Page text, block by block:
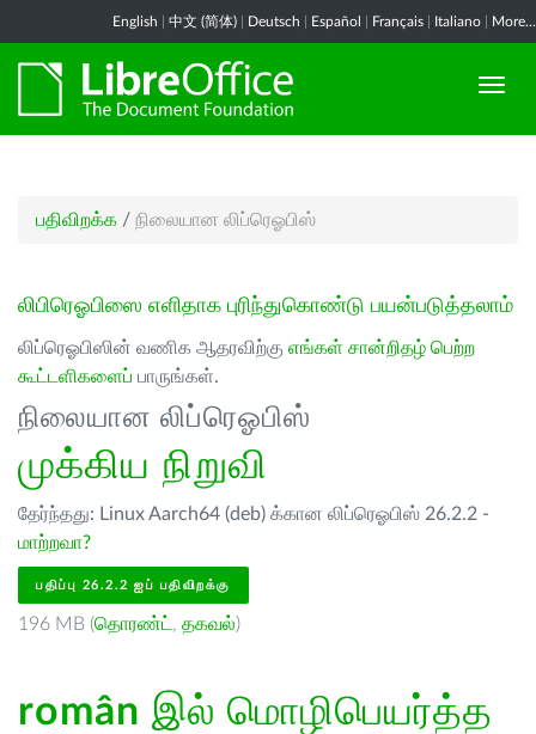
English 中文 (简体) Deutsch Español Français Italiano More...
பதிவிறக்க / நிலையான லிப்ரெஓபிஸ்
லிபிரெஓபிஸை எளிதாக புரிந்துகொண்டு பயன்படுத்தலாம்
லிப்ரெஓபிஸின் வணிக ஆதரவிற்கு எங்கள் சான்றிதழ் பெற்ற
கூட்டளிகளைப் பாருங்கள்.
நிலையான லிப்ரெஓபிஸ்
முக்கிய நிறுவி
தேர்ந்தது: Linux Aarch64 (deb) க்கான லிப்ரெஓபிஸ் 26.2.2 -
மாற்றவா?
பதிப்பு 26.2.2 ஐப் பதிவிறக்கு
196 MB (தொரண்ட் , தகவல்)
român இல் மொழிபெயர்த்த